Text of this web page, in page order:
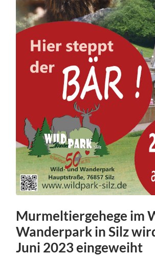
Murmeltiergehege im
Wanderpark in Silz
Juni 2023 eingeweiht